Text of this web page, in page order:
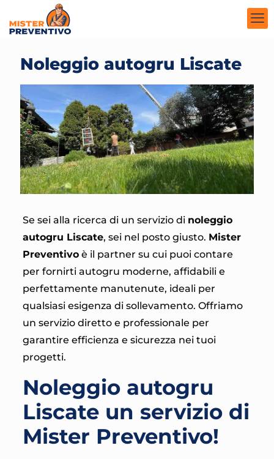
Noleggio autogru Liscate
Se sei alla ricerca di un servizio di noleggio
autogru Liscate, sei nel posto giusto. Mister
Preventivoè il partner su cui puoi contare
per fornirti autogru moderne, affidabili e
perfettamente manutenute, ideali per
qualsiasi esigenza di sollevamento. Offriamo
un servizio diretto e professionale per
garantire efficienza e sicurezza nei tuoi
progetti.
Noleggio autogru
Liscate un servizio di
Mister Preventivo!